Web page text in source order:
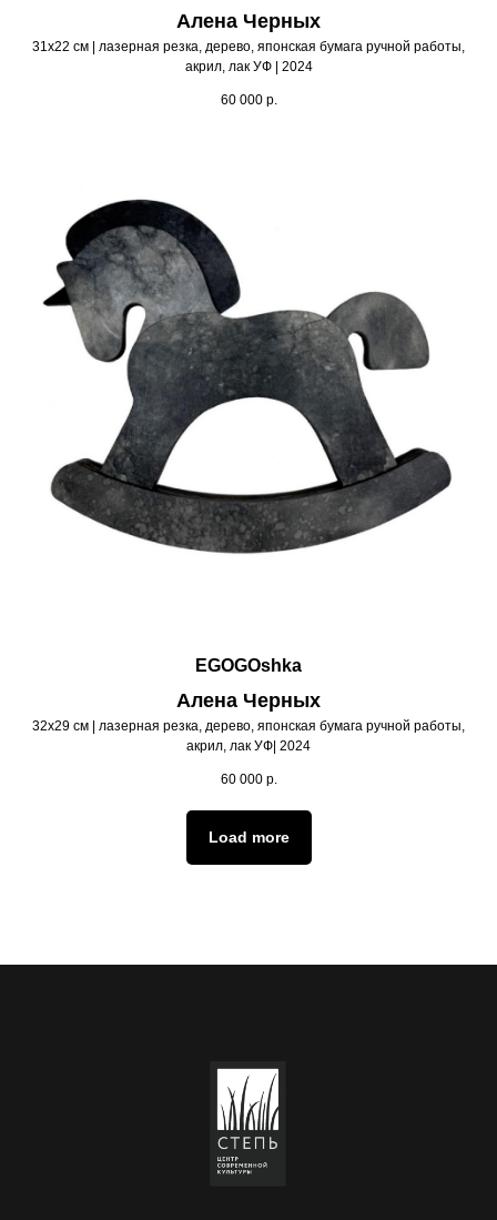
Алена Черных
31х22 см | лазерная резка, дерево, японская бумага ручной работы,
акрил, лак УФ | 2024
60 000 р.
EGOGOshka
Алена Черных
32х29 см | лазерная резка, дерево, японская бумага ручной работы,
акрил, лак УФ| 2024
60 000 р.
Load more